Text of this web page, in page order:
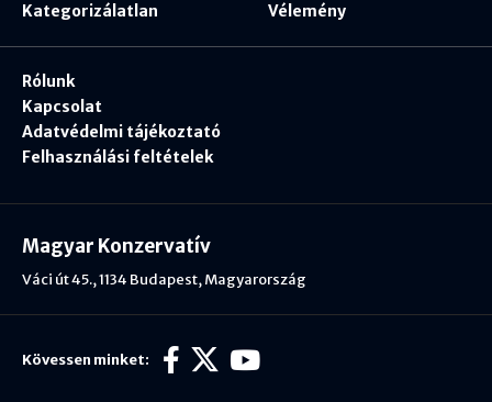
Kategorizálatlan
Vélemény
Rólunk
Kapcsolat
Adatvédelmi tájékoztató
Felhasználási feltételek
Kövessen minket:
Magyar Konzervatív
Váci út 45., 1134 Budapest, Magyarország